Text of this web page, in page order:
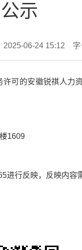
公示
2025-06-24 15:12 字
可的安徽锐祺人力
1609
进行反映，反映内容